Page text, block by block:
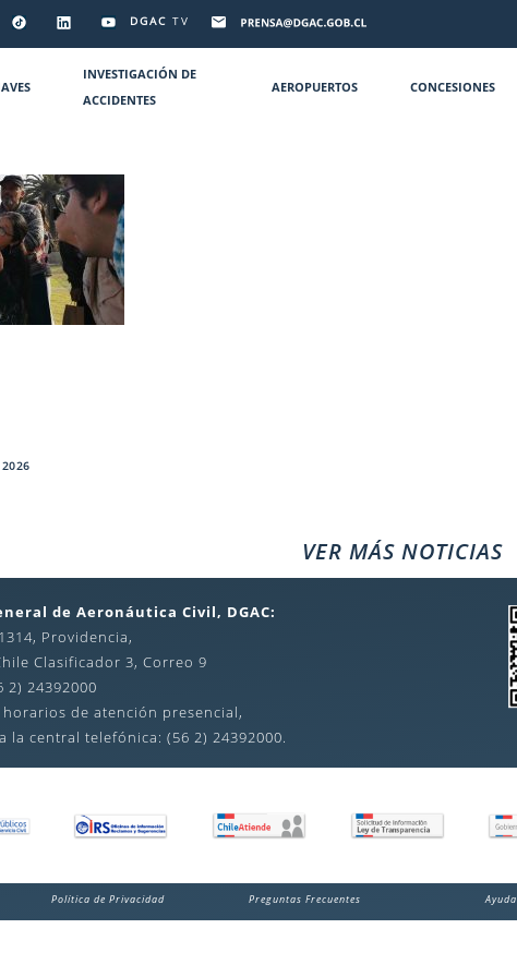
DGAC TV
INVESTIGACIÓN DE
ACCIDENTES
AEROPUERTOS CONCESIONES
VER MÁS NOTICIAS
de Aeronáutica Civil, DGAC:
Providencia,
Clasificador 3, Correo 9
2) 24392000
de atención presencial,
la central telefónica: (56 2) 24392000.
Política de Privacidad Preguntas Frecuentes Ayuda